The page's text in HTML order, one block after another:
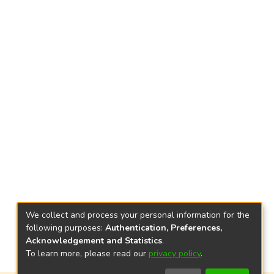
We collect and process your personal information for the
following purposes: Authentication, Preferences,
Acknowledgement and Statistics.
To learn more, please read our privacy policy.